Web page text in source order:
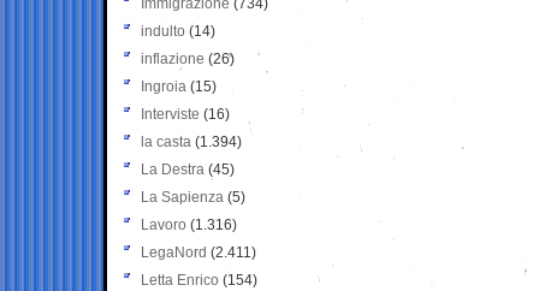
Immigrazione (734)
indulto (14)
inflazione (26)
Ingroia (15)
Interviste (16)
la casta (1.394)
La Destra (45)
La Sapienza (5)
Lavoro (1.316)
LegaNord (2.411)
Letta Enrico (154)